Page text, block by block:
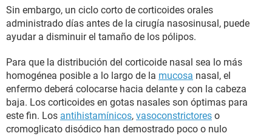
Sin embargo, un ciclo corto de corticoides orales
administrado días antes de la cirugía nasosinusal, puede
ayudar a disminuir el tamaño de los pólipos.
Para que la distribución del corticoide nasal sea lo más
homogénea posible a lo largo de la mucosa nasal, el
enfermo deberá colocarse hacia delante y con la cabeza
baja. Los corticoides en gotas nasales son óptimas para
este fin. Los antihistamínicos, vasoconstrictores o
cromoglicato disódico han demostrado poco o nulo